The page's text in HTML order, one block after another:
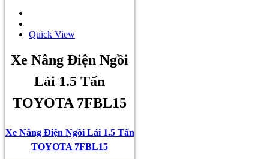
Quick View
Xe Nâng Điện Ngồi
Lái 1.5 Tấn
TOYOTA 7FBL15
Xe Nâng Điện Ngồi Lái 1.5 Tấn
TOYOTA 7FBL15